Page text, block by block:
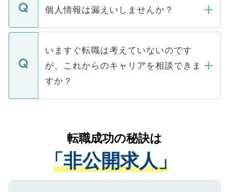
■応募殺到を避けるため 人気のある医療機
関を公にしてしまうと、応募が殺到する場
に、医療機関が求める条件に合った人材の
みを人材紹介会社に依頼するケースが増え
ています。
ん。また、仮に応募先から内定をいただい
定を承諾する必要はありません。内定先へ
の辞退の連絡はキャリアパートナーが行い
ますので、ご安心ください。
個人情報は漏えいしませんか？
個人情報が漏えいすることはありませんの
で、ご安心ください。当サイトからの登録
などで収集したご登録者様の個人情報は、
ご本人のキャリアアップおよび転職活動の
支援を目的に使用いたします。お預かりし
ているすべての個人データはご本人の許可
は、個人情報の取り扱いについての厳密な
管理基準を満たした事業者のみに付与され
る、プライバシーマークを取得済みです。
ご登録いただいた個人情報は、SSL（デー
いますぐ転職は考えていないのです
が、これからのキャリアを相談できま
すか？
かがいして、現在の医療機関の状況や紹介
経験をまじえながら、適切なアドバイスを
させていただきます。すぐにご転職をされ
ない方には、長期的なサポートが可能です
ので、まずはご登録ください。
転職成功の秘訣は
「非公開求人」